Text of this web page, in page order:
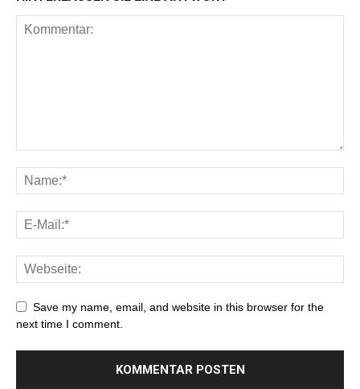
Save my name, email, and website in this browser for the
next time I comment.